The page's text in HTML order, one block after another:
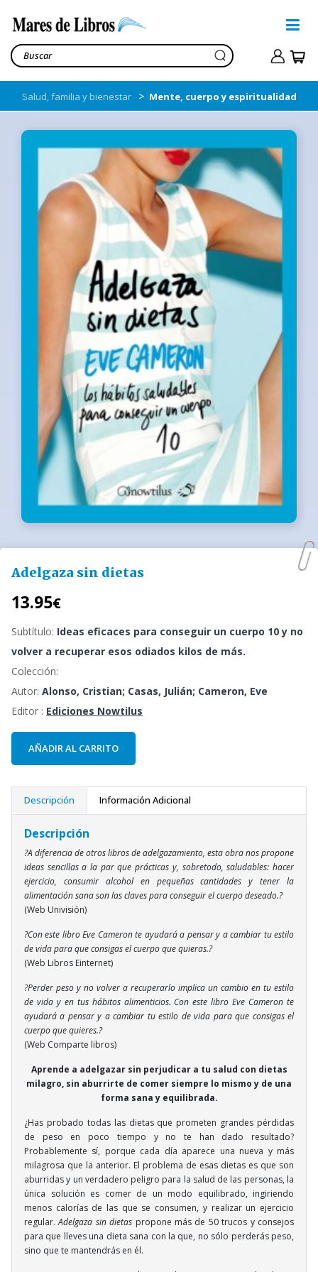
Salud, familia y bienestar > Mente, cuerpo y espiritualidad
Adelgaza sin dietas
13.95€
Subtítulo: Ideas eficaces para conseguir un cuerpo 10 y no
volver a recuperar esos odiados kilos de más.
Colección:
Autor: Alonso, Cristian; Casas, Julián; Cameron, Eve
Editor : Ediciones Nowtilus
AÑADIR AL CARRITO
Descripción Información Adicional
Descripción
?A diferencia de otros libros de adelgazamiento, esta obra nos propone
ideas sencillas a la par que prácticas y, sobretodo, saludables: hacer
ejercicio, consumir alcohol en pequeñas cantidades y tener la
alimentación sana son las claves para conseguir el cuerpo deseado.?
(Web Univisión)
?Con este libro Eve Cameron te ayudará a pensar y a cambiar tu estilo
de vida para que consigas el cuerpo que quieras.?
(Web Libros Einternet)
?Perder peso y no volver a recuperarlo implica un cambio en tu estilo
de vida y en tus hábitos alimenticios. Con este libro Eve Cameron te
ayudará a pensar y a cambiar tu estilo de vida para que consigas el
cuerpo que quieres.?
(Web Comparte libros)
Aprende a adelgazar sin perjudicar a tu salud con dietas
milagro, sin aburrirte de comer siempre lo mismo y de una
forma sana y equilibrada.
¿Has probado todas las dietas que prometen grandes pérdidas
de peso en poco tiempo y no te han dado resultado?
Probablemente sí, porque cada día aparece una nueva y más
milagrosa que la anterior. El problema de esas dietas es que son
aburridas y un verdadero peligro para la salud de las personas, la
única solución es comer de un modo equilibrado, ingiriendo
menos calorías de las que se consumen, y realizar un ejercicio
regular.Adelgaza sin dietas propone más de 50 trucos y consejos
para que lleves una dieta sana con la que, no sólo perderás peso,
sino que te mantendrás en él.